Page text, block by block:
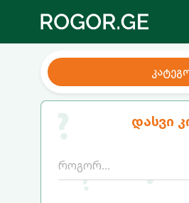
დასვი